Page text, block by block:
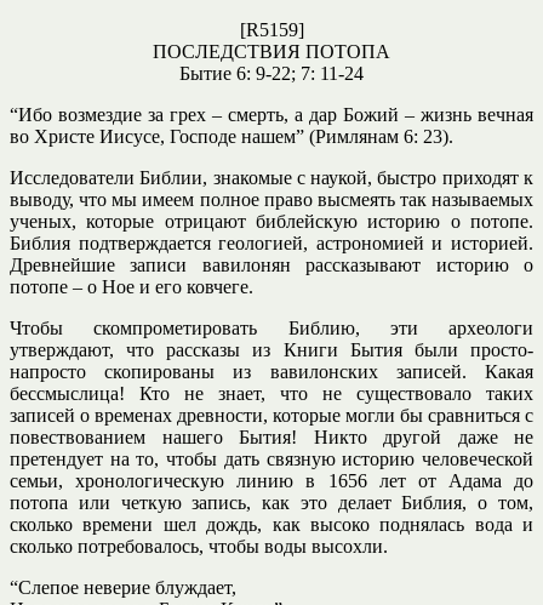
[R5159]
ПОСЛЕДСТВИЯ ПОТОПА
Бытие 6: 9-22; 7: 11-24
“Ибо возмездие за грех – смерть, а дар Божий – жизнь вечная
во Христе Иисусе, Господе нашем” (Римлянам 6: 23).
Исследователи Библии, знакомые с наукой, быстро приходят к
выводу, что мы имеем полное право высмеять так называемых
ученых, которые отрицают библейскую историю о потопе.
Библия подтверждается геологией, астрономией и историей.
Древнейшие записи вавилонян рассказывают историю о
потопе – о Ное и его ковчеге.
Чтобы скомпрометировать Библию, эти археологи
утверждают, что рассказы из Книги Бытия были просто-
напросто скопированы из вавилонских записей. Какая
бессмыслица! Кто не знает, что не существовало таких
записей о временах древности, которые могли бы сравниться с
повествованием нашего Бытия! Никто другой даже не
претендует на то, чтобы дать связную историю человеческой
семьи, хронологическую линию в 1656 лет от Адама до
потопа или четкую запись, как это делает Библия, о том,
сколько времени шел дождь, как высоко поднялась вода и
сколько потребовалось, чтобы воды высохли.
“Слепое неверие блуждает,